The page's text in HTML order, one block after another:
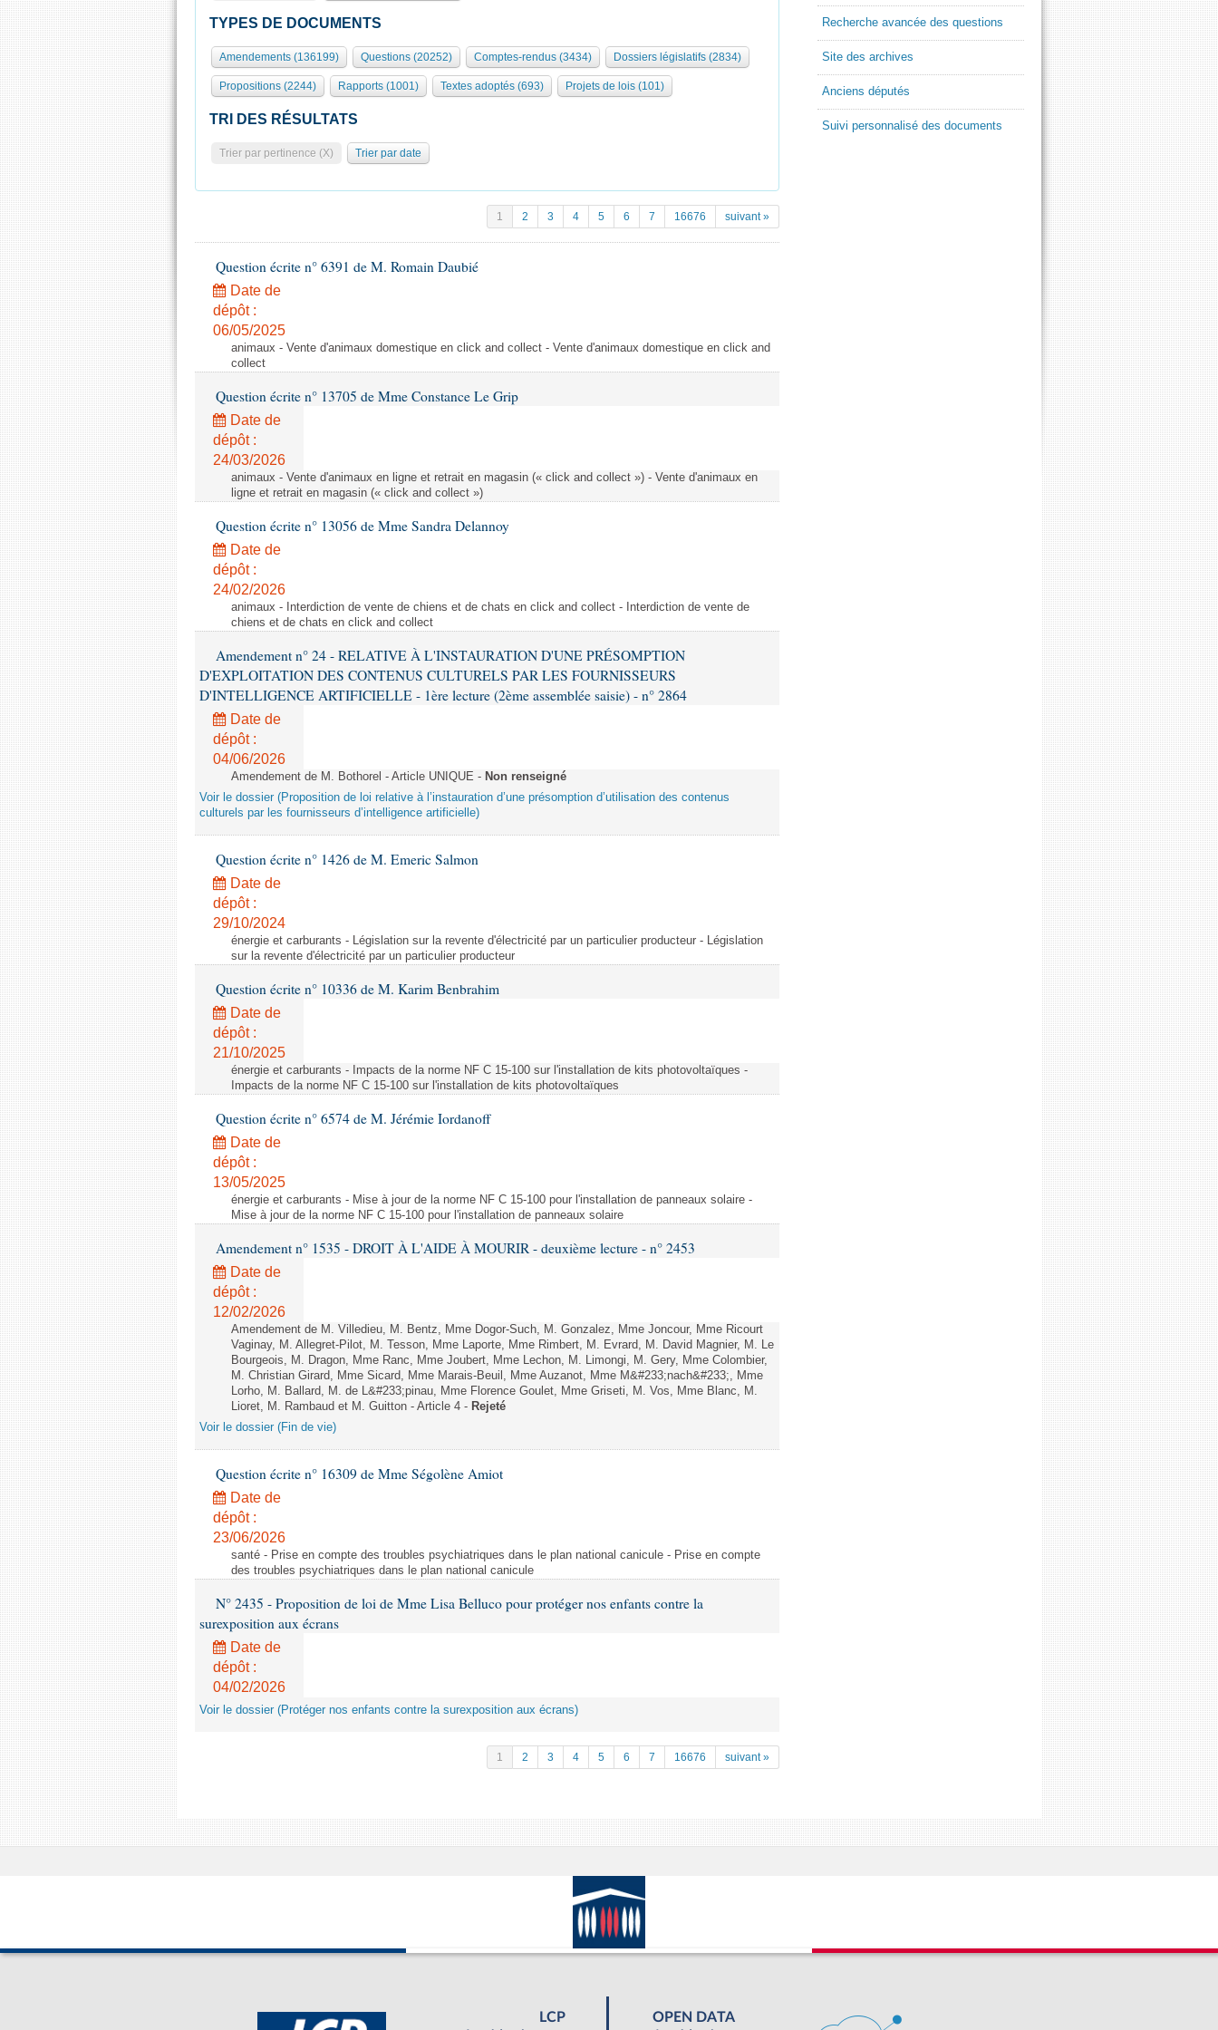
TYPES DE DOCUMENTS
Amendements (136199) Questions (20252) Comptes-rendus (3434) Dossiers législatifs (2834)
Propositions (2244) Rapports (1001) Textes adoptés (693) Projets de lois (101)
TRI DES RÉSULTATS
Trier par pertinence (X) Trier par date
1 2 3 4 5 6 7 16676 suivant »
Question écrite n° 6391 de M. Romain Daubié
Date de
dépôt :
06/05/2025
animaux - Vente d'animaux domestique en click and collect - Vente d'animaux domestique en click and
collect
Question écrite n° 13705 de Mme Constance Le Grip
Date de
dépôt :
24/03/2026
animaux - Vente d'animaux en ligne et retrait en magasin (« click and collect ») - Vente d'animaux en
ligne et retrait en magasin (« click and collect »)
Question écrite n° 13056 de Mme Sandra Delannoy
Date de
dépôt :
24/02/2026
animaux - Interdiction de vente de chiens et de chats en click and collect - Interdiction de vente de
chiens et de chats en click and collect
Amendement n° 24 - RELATIVE À L'INSTAURATION D'UNE PRÉSOMPTION
D'EXPLOITATION DES CONTENUS CULTURELS PAR LES FOURNISSEURS
D'INTELLIGENCE ARTIFICIELLE - 1ère lecture (2ème assemblée saisie) - n° 2864
Date de
dépôt :
04/06/2026
Amendement de M. Bothorel - Article UNIQUE - Non renseigné
Voir le dossier (Proposition de loi relative à l’instauration d’une présomption d’utilisation des contenus
culturels par les fournisseurs d’intelligence artificielle)
Question écrite n° 1426 de M. Emeric Salmon
Date de
dépôt :
29/10/2024
énergie et carburants - Législation sur la revente d'électricité par un particulier producteur - Législation
sur la revente d'électricité par un particulier producteur
Question écrite n° 10336 de M. Karim Benbrahim
Date de
dépôt :
21/10/2025
énergie et carburants - Impacts de la norme NF C 15-100 sur l'installation de kits photovoltaïques -
Impacts de la norme NF C 15-100 sur l'installation de kits photovoltaïques
Question écrite n° 6574 de M. Jérémie Iordanoff
Date de
dépôt :
13/05/2025
énergie et carburants - Mise à jour de la norme NF C 15-100 pour l'installation de panneaux solaire -
Mise à jour de la norme NF C 15-100 pour l'installation de panneaux solaire
Amendement n° 1535 - DROIT À L'AIDE À MOURIR - deuxième lecture - n° 2453
Date de
dépôt :
12/02/2026
Amendement de M. Villedieu, M. Bentz, Mme Dogor-Such, M. Gonzalez, Mme Joncour, Mme Ricourt
Vaginay, M. Allegret-Pilot, M. Tesson, Mme Laporte, Mme Rimbert, M. Evrard, M. David Magnier, M. Le
Bourgeois, M. Dragon, Mme Ranc, Mme Joubert, Mme Lechon, M. Limongi, M. Gery, Mme Colombier,
M. Christian Girard, Mme Sicard, Mme Marais-Beuil, Mme Auzanot, Mme M&#233;nach&#233;, Mme
Lorho, M. Ballard, M. de L&#233;pinau, Mme Florence Goulet, Mme Griseti, M. Vos, Mme Blanc, M.
Lioret, M. Rambaud et M. Guitton - Article 4 - Rejeté
Voir le dossier (Fin de vie)
Question écrite n° 16309 de Mme Ségolène Amiot
Date de
dépôt :
23/06/2026
santé - Prise en compte des troubles psychiatriques dans le plan national canicule - Prise en compte
des troubles psychiatriques dans le plan national canicule
N° 2435 - Proposition de loi de Mme Lisa Belluco pour protéger nos enfants contre la
surexposition aux écrans
Date de
dépôt :
04/02/2026
Voir le dossier (Protéger nos enfants contre la surexposition aux écrans)
1 2 3 4 5 6 7 16676 suivant »
Recherche avancée des questions
Site des archives
Anciens députés
Suivi personnalisé des documents
LCP
OPEN DATA